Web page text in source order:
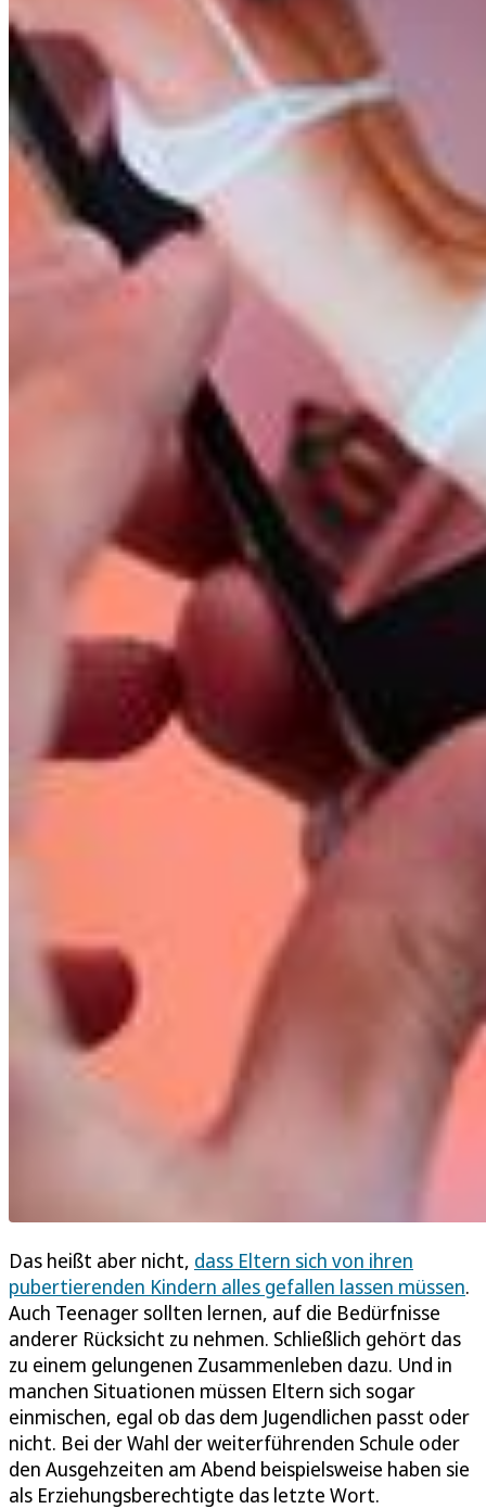
Das heißt aber nicht, dass Eltern sich von ihren
pubertierenden Kindern alles gefallen lassen müssen.
Auch Teenager sollten lernen, auf die Bedürfnisse
anderer Rücksicht zu nehmen. Schließlich gehört das
zu einem gelungenen Zusammenleben dazu. Und in
manchen Situationen müssen Eltern sich sogar
einmischen, egal ob das dem Jugendlichen passt oder
nicht. Bei der Wahl der weiterführenden Schule oder
den Ausgehzeiten am Abend beispielsweise haben sie
als Erziehungsberechtigte das letzte Wort.